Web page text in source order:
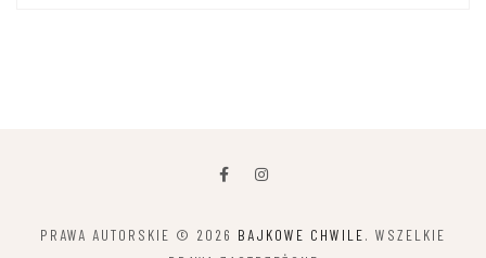
PRAWA AUTORSKIE © 2026 BAJKOWE CHWILE. WSZELKIE